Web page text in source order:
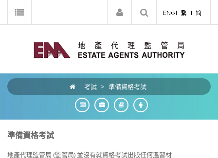
考試 > 準備資格考試
準備資格考試
地產代理監管局 (監管局) 並沒有就資格考試出版任何溫習材